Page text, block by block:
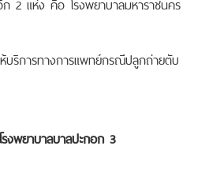
บริการทางการแพทย์กรณีปลูกถ่ายตับ
รงพยาบาลบาลปะกอก 3